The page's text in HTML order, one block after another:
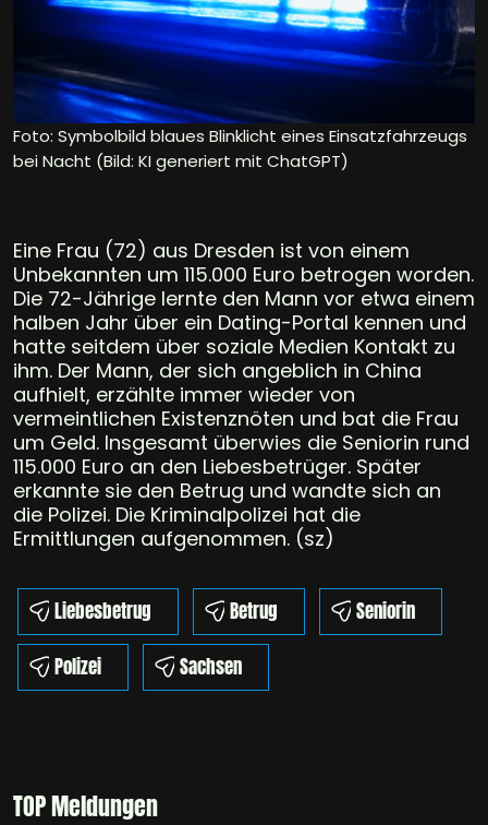
Foto: Symbolbild blaues Blinklicht eines Einsatzfahrzeugs
bei Nacht (Bild: KI generiert mit ChatGPT)
Eine Frau (72) aus Dresden ist von einem
Unbekannten um 115.000 Euro betrogen worden.
Die 72-Jährige lernte den Mann vor etwa einem
halben Jahr über ein Dating-Portal kennen und
hatte seitdem über soziale Medien Kontakt zu
ihm. Der Mann, der sich angeblich in China
aufhielt, erzählte immer wieder von
vermeintlichen Existenznöten und bat die Frau
um Geld. Insgesamt überwies die Seniorin rund
115.000 Euro an den Liebesbetrüger. Später
erkannte sie den Betrug und wandte sich an
die Polizei. Die Kriminalpolizei hat die
Ermittlungen aufgenommen. (sz)
Liebesbetrug Betrug
Seniorin
Polizei
Sachsen
TOP Meldungen